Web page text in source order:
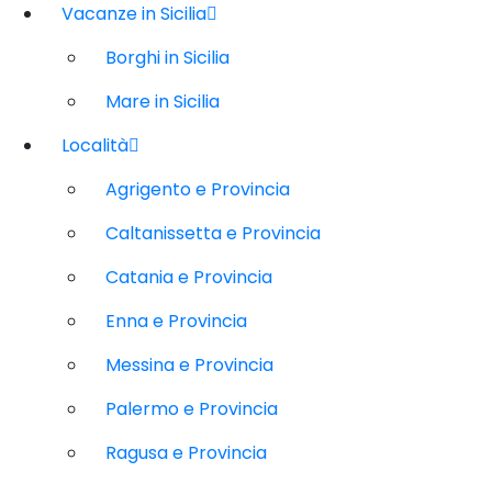
Vacanze in Sicilia
Borghi in Sicilia
Mare in Sicilia
Località
Agrigento e Provincia
Caltanissetta e Provincia
Catania e Provincia
Enna e Provincia
Messina e Provincia
Palermo e Provincia
Ragusa e Provincia